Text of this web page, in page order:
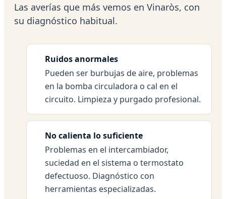
Las averías que más vemos en Vinaròs, con
su diagnóstico habitual.
Ruidos anormales
Pueden ser burbujas de aire, problemas
en la bomba circuladora o cal en el
circuito. Limpieza y purgado profesional.
No calienta lo suficiente
Problemas en el intercambiador,
suciedad en el sistema o termostato
defectuoso. Diagnóstico con
herramientas especializadas.